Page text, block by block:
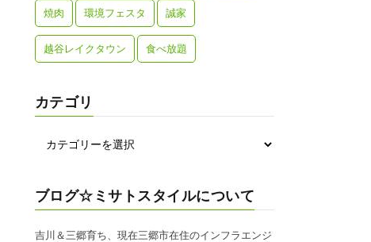
焼肉 環境フェスタ 誠家
越谷レイクタウン 食べ放題
カテゴリ
ブログ☆ミサトスタイルについて
吉川＆三郷育ち、現在三郷市在住のインフラエンジ